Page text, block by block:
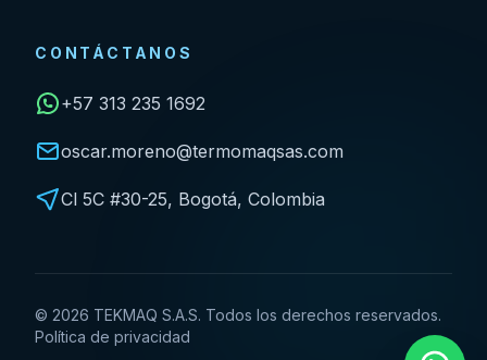
CONTÁCTANOS
+57 313 235 1692
oscar.moreno@termomaqsas.com
Cl 5C #30-25, Bogotá, Colombia
© 2026 TEKMAQ S.A.S. Todos los derechos reservados.
Política de privacidad